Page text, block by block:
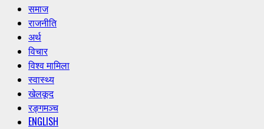
Primary
Menu
समाज
राजनीति
अर्थ
विचार
विश्व मामिला
स्वास्थ्य
खेलकूद
रङ्गमञ्च
ENGLISH